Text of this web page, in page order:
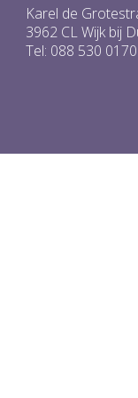
Karel de
3962 CL Wijk bij
Tel: 088 530 0170